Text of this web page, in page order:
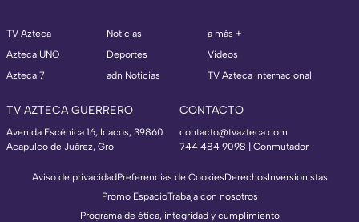
TV Azteca
Azteca UNO
Azteca 7
Noticias
Deportes
adn Noticias
a más +
Videos
TV Azteca Internacional
TV AZTECA GUERRERO
Avenida Escénica 16, Icacos, 39860
Acapulco de Juárez, Gro
CONTACTO
contacto@tvazteca.com
744 484 9098 | Conmutador
Aviso de privacidadPreferencias de CookiesDerechosInversionistas
Promo EspacioTrabaja con nosotros
Programa de ética, integridad y cumplimiento